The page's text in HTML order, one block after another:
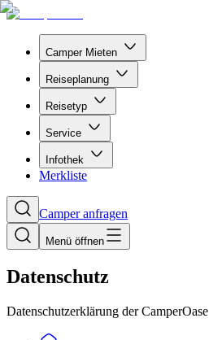
Camper Mieten
Reiseplanung
Reisetyp
Service
Infothek
Merkliste
Camper anfragen
Menü öffnen
Datenschutz
Datenschutzerklärung der CamperOase